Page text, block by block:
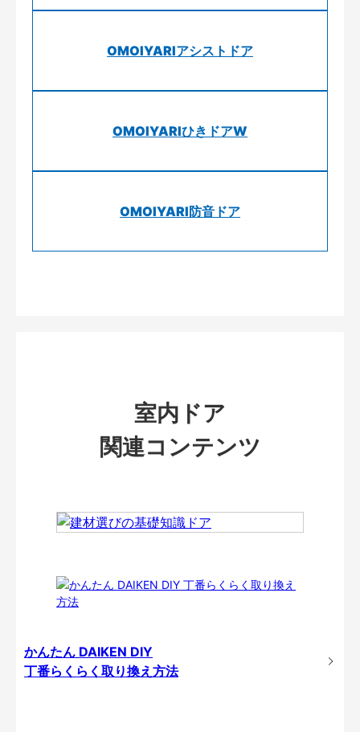
OMOIYARIアシストドア
OMOIYARIひきドアW
OMOIYARI防音ドア
室内ドア
関連コンテンツ
かんたん DAIKEN DIY
丁番らくらく取り換え方法